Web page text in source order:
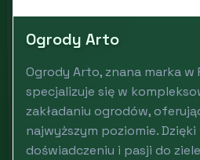
Ogrody Arto
Ogrody Arto, znana marka w
specjalizuje się w
zakładaniu ogrodów,
najwyższym poziomie.
doświadczeniu i pasji do